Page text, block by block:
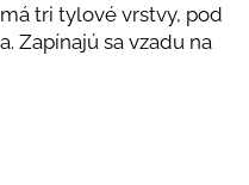
tri tylové vrstvy, pod
Zapínajú sa vzadu na